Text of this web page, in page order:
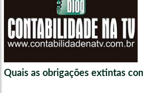
Quais as obrigações extintas